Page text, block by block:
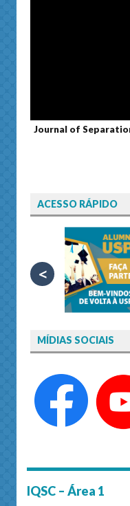
Journal of
ACESSO RÁPIDO
<
MÍDIAS SOCIAIS
IQSC – Área 1